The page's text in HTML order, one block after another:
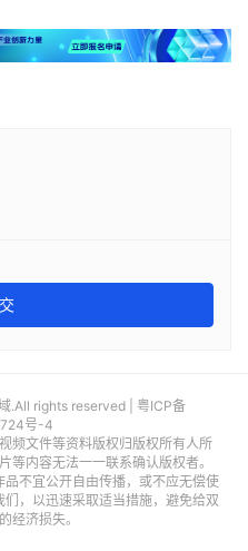
rights reserved | 粤ICP备
号-4
频文件等资料版权归版权所有人所
等内容无法一一联系确认版权者。
不宜公开自由传播，或不应无偿使
，以迅速采取适当措施，避免给双
经济损失。